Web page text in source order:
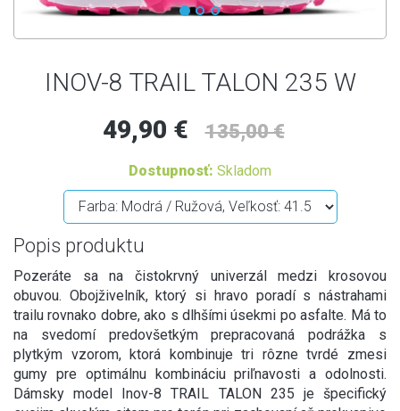
INOV-8 TRAIL TALON 235 W
49,90 €
135,00 €
Dostupnosť: Skladom
Popis produktu
Pozeráte sa na čistokrvný univerzál medzi krosovou
obuvou. Obojživelník, ktorý si hravo poradí s nástrahami
trailu rovnako dobre, ako s dlhšími úsekmi po asfalte. Má to
na svedomí predovšetkým prepracovaná podrážka s
plytkým vzorom, ktorá kombinuje tri rôzne tvrdé zmesi
gumy pre optimálnu kombináciu priľnavosti a odolnosti.
Dámsky model Inov-8 TRAIL TALON 235 je špecifický